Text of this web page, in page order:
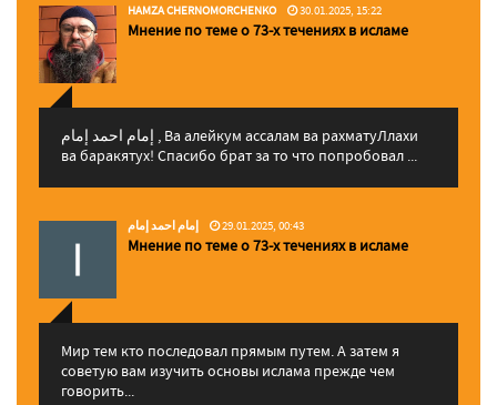
HAMZA CHERNOMORCHENKO 30.01.2025, 15:22
Мнение по теме о 73-х течениях в исламе
إمام احمد إمام , Ва алейкум ассалам ва рахматуЛлахи
ва баракятух! Спасибо брат за то что попробовал ...
إمام احمد إمام 29.01.2025, 00:43
Мнение по теме о 73-х течениях в исламе
Мир тем кто последовал прямым путем. А затем я
советую вам изучить основы ислама прежде чем
говорить...